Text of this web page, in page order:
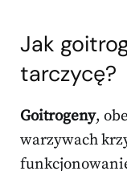
Jak
tarczycę?
Goitrogeny,
warzywach